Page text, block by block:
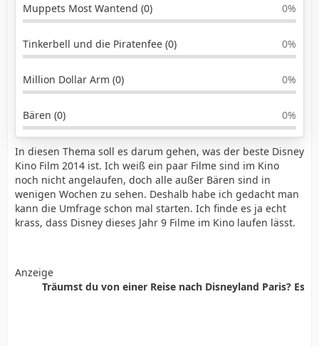
Muppets Most Wantend (0) 0%
Tinkerbell und die Piratenfee (0) 0%
Million Dollar Arm (0) 0%
Bären (0) 0%
In diesen Thema soll es darum gehen, was der beste Disney
Kino Film 2014 ist. Ich weiß ein paar Filme sind im Kino
noch nicht angelaufen, doch alle außer Bären sind in
wenigen Wochen zu sehen. Deshalb habe ich gedacht man
kann die Umfrage schon mal starten. Ich finde es ja echt
krass, dass Disney dieses Jahr 9 Filme im Kino laufen lässt.
Anzeige
Träumst du von einer Reise nach Disneyland Paris? Es